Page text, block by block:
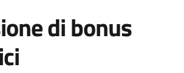
di bonus